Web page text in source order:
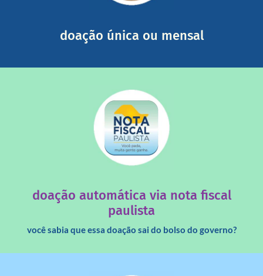
doação única ou mensal
doação automática via nota fiscal
paulista
você sabia que essa doação sai do bolso do governo?
saiba mais